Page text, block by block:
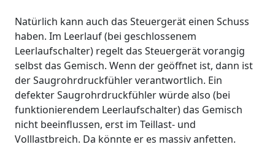
Natürlich kann auch das Steuergerät einen Schuss
haben. Im Leerlauf (bei geschlossenem
Leerlaufschalter) regelt das Steuergerät vorangig
selbst das Gemisch. Wenn der geöffnet ist, dann ist
der Saugrohrdruckfühler verantwortlich. Ein
defekter Saugrohrdruckfühler würde also (bei
funktionierendem Leerlaufschalter) das Gemisch
nicht beeinflussen, erst im Teillast- und
Volllastbreich. Da könnte er es massiv anfetten.